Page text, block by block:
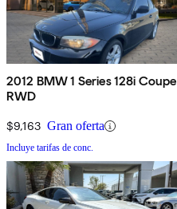
2012 BMW 1 Series 128i Coupe
RWD
$9,163 Gran oferta
Incluye tarifas de conc.